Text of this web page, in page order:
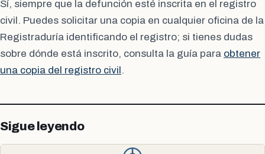
Sí, siempre que la defunción esté inscrita en el registro
civil. Puedes solicitar una copia en cualquier oficina de la
Registraduría identificando el registro; si tienes dudas
sobre dónde está inscrito, consulta la guía para obtener
una copia del registro civil.
Sigue leyendo